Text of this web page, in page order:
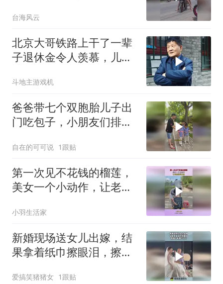
台海风云
北京大哥铁路上干了一辈
子退休金令人羡慕，儿子
斗地主游戏机
爸爸带七个双胞胎儿子出
门吃包子，小朋友们排队
自在的可可说 1跟贴
第一次见不花钱的榴莲，
美女一个小动作，让老板
小羽生活家
新婚现场送女儿出嫁，结
果拿着纸巾擦眼泪，擦到
爱搞笑猪猪女 1跟贴